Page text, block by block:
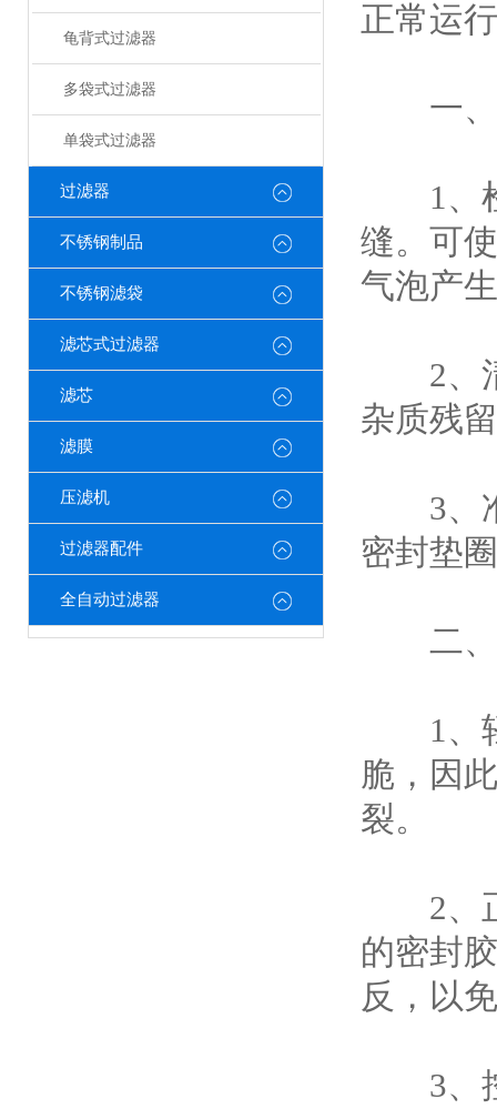
龟背式过滤器
多袋式过滤器
单袋式过滤器
过滤器
不锈钢制品
不锈钢滤袋
滤芯式过滤器
滤芯
滤膜
压滤机
过滤器配件
全自动过滤器
正常运
一、
1、检
缝。可
气泡产
2、清
杂质残
3、准
密封垫
二、
1、轻
脆，因
裂。
2、正
的密封
反，以
3、控